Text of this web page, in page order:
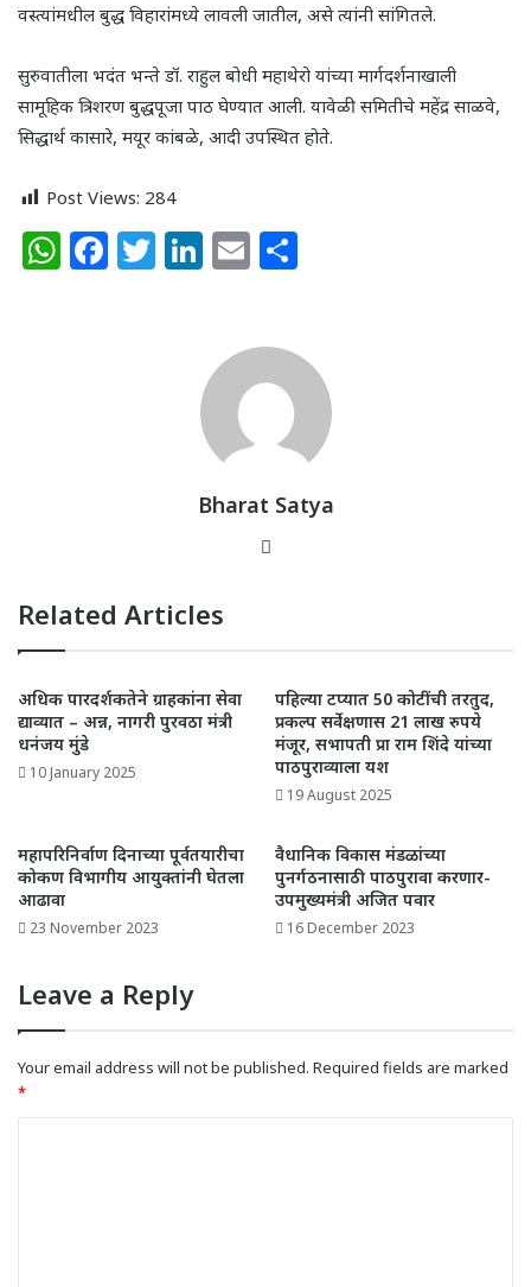
वस्त्यांमधील बुद्ध विहारांमध्ये लावली जातील, असे त्यांनी सांगितले.
सुरुवातीला भदंत भन्ते डॉ. राहुल बोधी महाथेरो यांच्या मार्गदर्शनाखाली
सामूहिक त्रिशरण बुद्धपूजा पाठ घेण्यात आली. यावेळी समितीचे महेंद्र साळवे,
सिद्धार्थ कासारे, मयूर कांबळे, आदी उपस्थित होते.
Post Views: 284
W F T Li
e
dI
n
E
l e
Bharat Satya
Related Articles
अधिक पारदर्शकतेने ग्राहकांना सेवा
द्याव्यात – अन्न, नागरी पुरवठा मंत्री
धनंजय मुंडे
10 January 2025
पहिल्या टप्यात 50 कोटींची तरतुद,
प्रकल्प सर्वेक्षणास 21 लाख रुपये
मंजूर, सभापती प्रा राम शिंदे यांच्या
पाठपुराव्याला यश
19 August 2025
महापरिनिर्वाण दिनाच्या पूर्वतयारीचा
कोकण विभागीय आयुक्तांनी घेतला
आढावा
23 November 2023
वैधानिक विकास मंडळांच्या
पुनर्गठनासाठी पाठपुरावा करणार-
उपमुख्यमंत्री अजित पवार
16 December 2023
Leave a Reply
Your email address will not be published. Required fields are marked
*